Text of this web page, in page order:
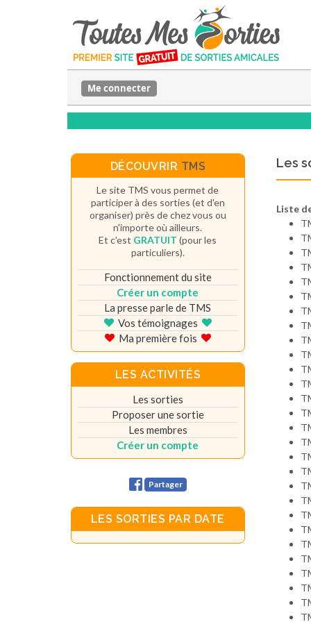
Me connecter
Les
Liste
DÉCOUVRIR TMS
Le site TMS vous permet de
participer à des sorties (et d'en
organiser) près de chez vous ou
n'importe où ailleurs.
Et c'est GRATUIT (pour les
particuliers).
Fonctionnement du site
Créer un compte
La presse parle de TMS
Vos témoignages
Ma première fois
LES ACTIVITÉS
Les sorties
Proposer une sortie
Les membres
Créer un compte
Partager
LES SORTIES PAR DATE